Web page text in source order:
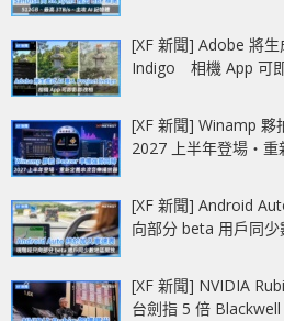
[XF 新聞] Adobe 將
Indigo 相機 App 可
[XF 新聞] Winamp
2027 上半年登場‧重
[XF 新聞] Android
向部分 beta 用戶同
[XF 新聞] NVIDIA
台劍指 5 倍 Blackwell